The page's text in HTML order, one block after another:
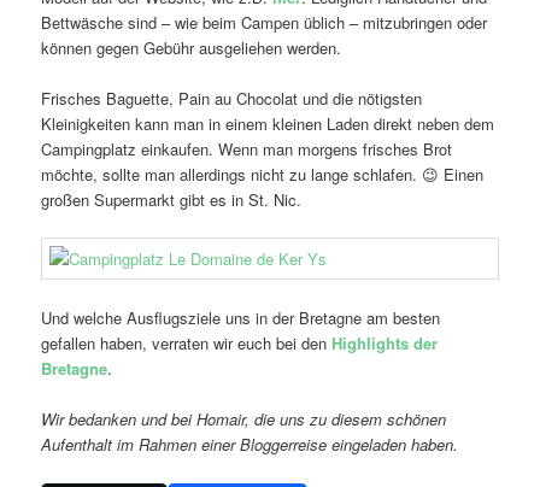
Bettwäsche sind – wie beim Campen üblich – mitzubringen oder
können gegen Gebühr ausgeliehen werden.
Frisches Baguette, Pain au Chocolat und die nötigsten
Kleinigkeiten kann man in einem kleinen Laden direkt neben dem
Campingplatz einkaufen. Wenn man morgens frisches Brot
möchte, sollte man allerdings nicht zu lange schlafen. 😉 Einen
großen Supermarkt gibt es in St. Nic.
Und welche Ausflugsziele uns in der Bretagne am besten
gefallen haben, verraten wir euch bei den Highlights der
Bretagne.
Wir bedanken und bei Homair, die uns zu diesem schönen
Aufenthalt im Rahmen einer Bloggerreise eingeladen haben.